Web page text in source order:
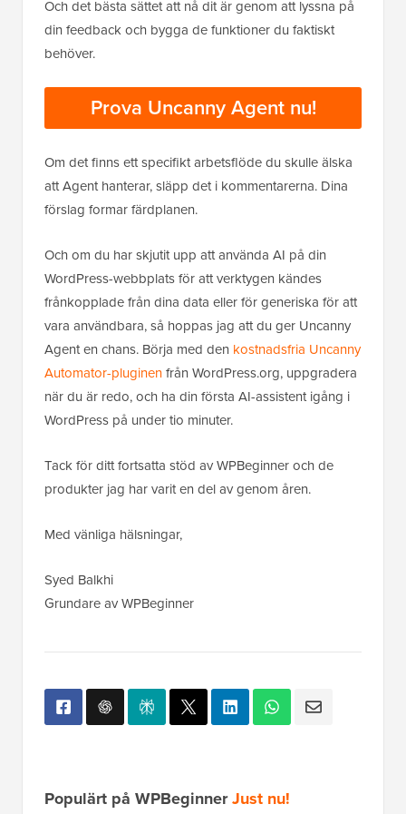
Och det bästa sättet att nå dit är genom att lyssna på
din feedback och bygga de funktioner du faktiskt
behöver.
Prova Uncanny Agent nu!
Om det finns ett specifikt arbetsflöde du skulle älska
att Agent hanterar, släpp det i kommentarerna. Dina
förslag formar färdplanen.
Och om du har skjutit upp att använda AI på din
WordPress-webbplats för att verktygen kändes
frånkopplade från dina data eller för generiska för att
vara användbara, så hoppas jag att du ger Uncanny
Agent en chans. Börja med den kostnadsfria Uncanny
Automator-pluginenfrån WordPress.org, uppgradera
när du är redo, och ha din första AI-assistent igång i
WordPress på under tio minuter.
Tack för ditt fortsatta stöd av WPBeginner och de
produkter jag har varit en del av genom åren.
Med vänliga hälsningar,
Syed Balkhi
Grundare av WPBeginner
Populärt på WPBeginnerJust nu!